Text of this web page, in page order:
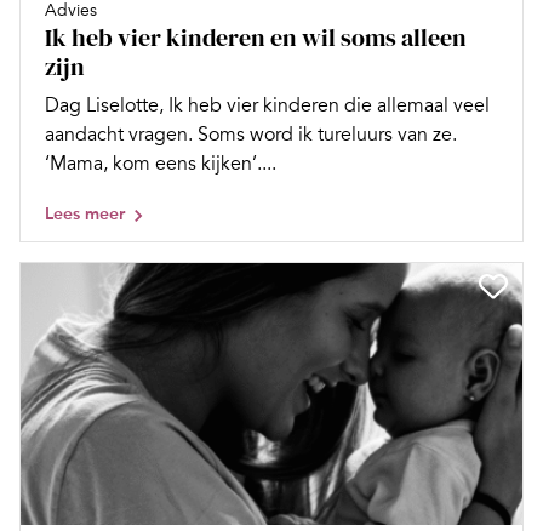
Advies
Ik heb vier kinderen en wil soms alleen
zijn
Dag Liselotte, Ik heb vier kinderen die allemaal veel
aandacht vragen. Soms word ik tureluurs van ze.
‘Mama, kom eens kijken’....
Lees meer